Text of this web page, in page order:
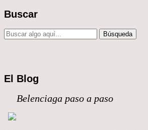
Buscar
El Blog
Belenciaga paso a paso